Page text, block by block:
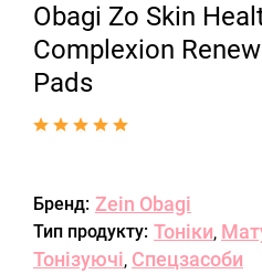
Obagi Zo Skin
Complexion
Pads
Бренд: Zein Obagi
Тип продукту: Тоніки,
Тонізуючі, Спецзасоби